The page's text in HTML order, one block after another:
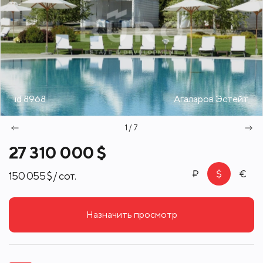
27 310 000 $
150 055 $ / сот.
id 8968 Агаларов Эстейт
1 / 7
Назначить просмотр